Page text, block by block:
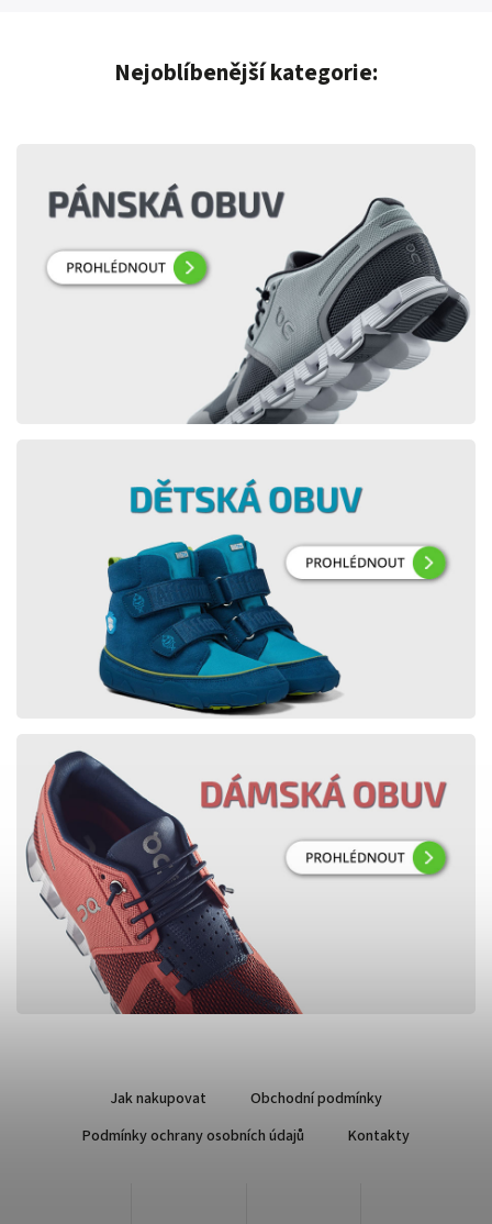
Nejoblíbenější kategorie:
Jak nakupovat
Obchodní podmínky
Podmínky ochrany osobních údajů
Kontakty